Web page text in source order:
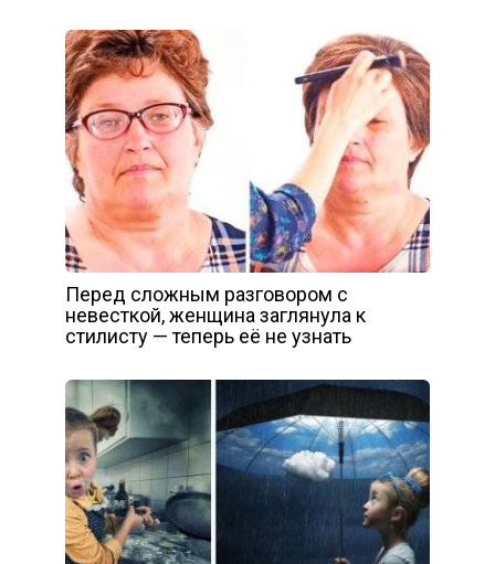
Перед сложным разговором с
невесткой, женщина заглянула к
стилисту — теперь её не узнать